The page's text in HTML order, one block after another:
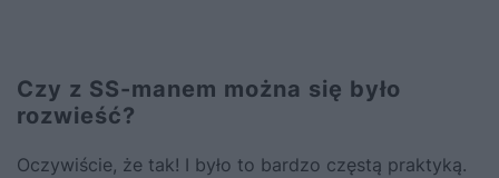
Czy z SS-manem można się było
rozwieść?
Oczywiście, że tak! I było to bardzo częstą praktyką.